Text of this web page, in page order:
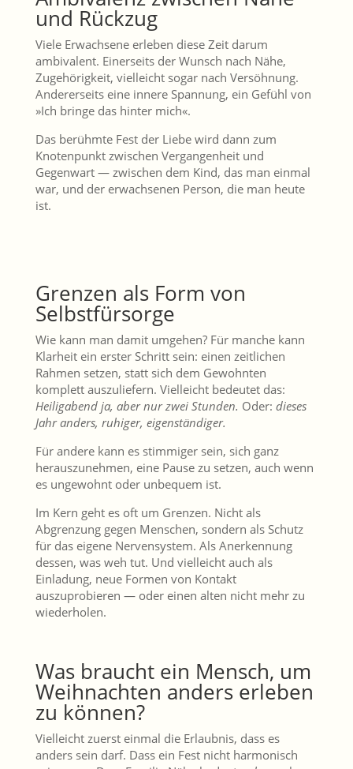
und Rückzug
Viele Erwachsene erleben diese Zeit darum
ambivalent. Einerseits der Wunsch nach Nähe,
Zugehörigkeit, vielleicht sogar nach Versöhnung.
Andererseits eine innere Spannung, ein Gefühl von
»Ich bringe das hinter mich«.
Das berühmte Fest der Liebe wird dann zum
Knotenpunkt zwischen Vergangenheit und
Gegenwart — zwischen dem Kind, das man einmal
war, und der erwachsenen Person, die man heute
ist.
Grenzen als Form von
Selbstfürsorge
Wie kann man damit umgehen? Für manche kann
Klarheit ein erster Schritt sein: einen zeitlichen
Rahmen setzen, statt sich dem Gewohnten
komplett auszuliefern. Vielleicht bedeutet das:
Heiligabend ja, aber nur zwei Stunden. Oder: dieses
Jahr anders, ruhiger, eigenständiger.
Für andere kann es stimmiger sein, sich ganz
herauszunehmen, eine Pause zu setzen, auch wenn
es ungewohnt oder unbequem ist.
Im Kern geht es oft um Grenzen. Nicht als
Abgrenzung gegen Menschen, sondern als Schutz
für das eigene Nervensystem. Als Anerkennung
dessen, was weh tut. Und vielleicht auch als
Einladung, neue Formen von Kontakt
auszuprobieren — oder einen alten nicht mehr zu
wiederholen.
Was braucht ein Mensch, um
Weihnachten anders erleben
zu können?
Vielleicht zuerst einmal die Erlaubnis, dass es
anders sein darf. Dass ein Fest nicht harmonisch